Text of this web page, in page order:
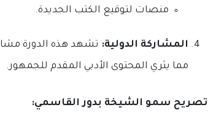
منصات لتوقيع الكتب الجديدة.
المشاركة الدولية: تشهد هذه الدورة
مما يثري المحتوى الأدبي المقدم للجمهور.
تصريح سمو الشيخة بدور القاسمي: